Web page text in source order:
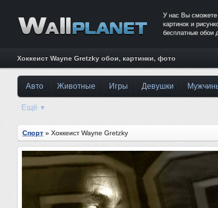
У нас Вы сможете
картинок и
бесплатные обои
Хоккеист Wayne Gretzky обои, картинки, фото
Авто Животные Игры Девушки
Ещё ▼
Спорт » Хоккеист Wayne Gretzky